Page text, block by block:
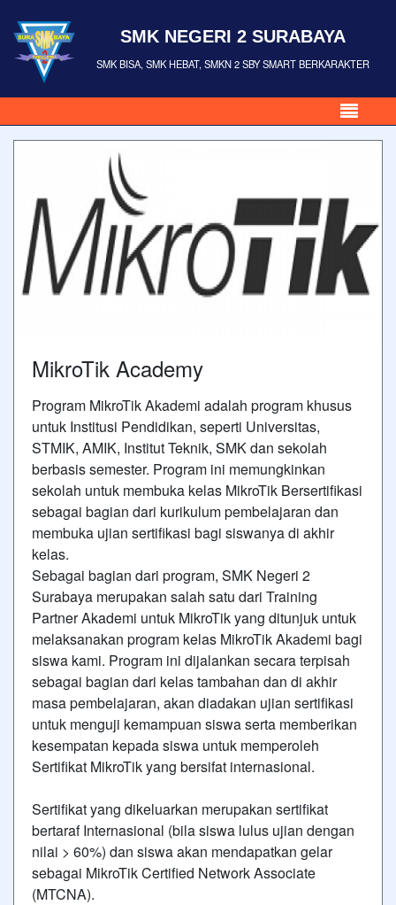
SMK NEGERI 2 SURABAYA
SMK BISA, SMK HEBAT, SMKN 2 SBY SMART BERKARAKTER
MikroTik Academy
Program MikroTik Akademi adalah program khusus
untuk Institusi Pendidikan, seperti Universitas,
STMIK, AMIK, Institut Teknik, SMK dan sekolah
berbasis semester. Program ini memungkinkan
sekolah untuk membuka kelas MikroTik Bersertifikasi
sebagai bagian dari kurikulum pembelajaran dan
membuka ujian sertifikasi bagi siswanya di akhir
kelas.
Sebagai bagian dari program, SMK Negeri 2
Surabaya merupakan salah satu dari Training
Partner Akademi untuk MikroTik yang ditunjuk untuk
melaksanakan program kelas MikroTik Akademi bagi
siswa kami. Program ini dijalankan secara terpisah
sebagai bagian dari kelas tambahan dan di akhir
masa pembelajaran, akan diadakan ujian sertifikasi
untuk menguji kemampuan siswa serta memberikan
kesempatan kepada siswa untuk memperoleh
Sertifikat MikroTik yang bersifat internasional.
Sertifikat yang dikeluarkan merupakan sertifikat
bertaraf Internasional (bila siswa lulus ujian dengan
nilai > 60%) dan siswa akan mendapatkan gelar
sebagai MikroTik Certified Network Associate
(MTCNA).